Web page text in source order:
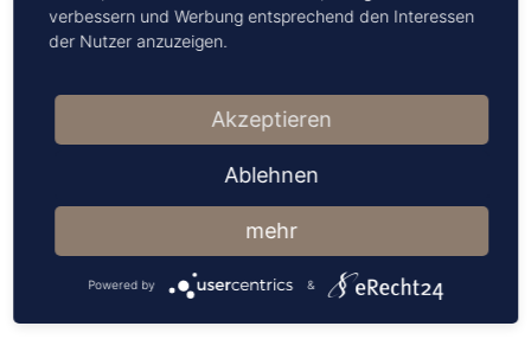
verbessern und Werbung entsprechend den Interessen
der Nutzer anzuzeigen.
Akzeptieren
Ablehnen
mehr
Powered by &